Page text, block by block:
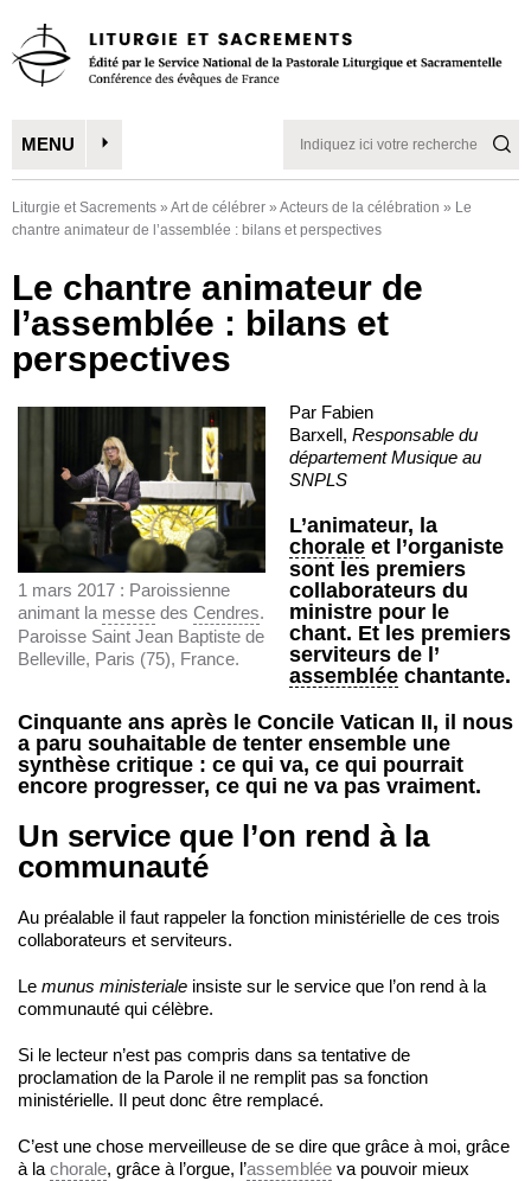
MENU
Liturgie et Sacrements » Art de célébrer » Acteurs de la célébration » Le
chantre animateur de l’assemblée : bilans et perspectives
Le chantre animateur de
l’assemblée : bilans et
perspectives
1 mars 2017 : Paroissienne
animant la messe des Cendres.
Paroisse Saint Jean Baptiste de
Belleville, Paris (75), France.
Par Fabien
Barxell, Responsable du
département Musique au
SNPLS
L’animateur, la
chorale et l’organiste
sont les premiers
collaborateurs du
ministre pour le
chant. Et les premiers
serviteurs de l’
assemblée chantante.
Cinquante ans après le Concile Vatican II, il nous
a paru souhaitable de tenter ensemble une
synthèse critique : ce qui va, ce qui pourrait
encore progresser, ce qui ne va pas vraiment.
Un service que l’on rend à la
communauté
Au préalable il faut rappeler la fonction ministérielle de ces trois
collaborateurs et serviteurs.
Le munus ministeriale insiste sur le service que l’on rend à la
communauté qui célèbre.
Si le lecteur n’est pas compris dans sa tentative de
proclamation de la Parole il ne remplit pas sa fonction
ministérielle. Il peut donc être remplacé.
C’est une chose merveilleuse de se dire que grâce à moi, grâce
à la chorale, grâce à l’orgue, l’assemblée va pouvoir mieux